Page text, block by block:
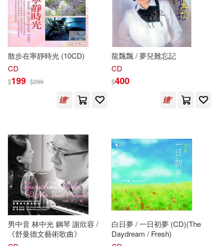
[法]瑪格麗特·杜拉斯（Durans，
M．）(1)
[美]賽德·卡哈特(1)
上海琴童教育中心，上海音樂學院
鋼琴基礎課教研室，上海音樂學院
上海音樂學院鋼琴系基礎課教研室
(1)
丘秀芷(1) 于振明，付斌(1)
于海力(1) 人民音樂出版社(1)
任經釗(1) 伍美珍（主編）(1)
文化藝術出版社(3) 滾石(3)
親子天下(3) 響韻唱片(3)
AVI(2)
Biddulph Recordings(2)
Challenge(2) ECM(2)
EuroArts(2)
First Hand Reocrds(2)
散步在寧靜時光 (10CD)
CD
$199 $299
龍飄飄 / 夢兒難忘記
CD
$400
男中音 林中光 鋼琴 謝欣容 /
《舒曼德文藝術歌曲》
白日夢 / 一日初夢 (CD)(The
Daydream / Fresh)